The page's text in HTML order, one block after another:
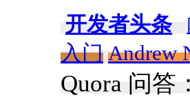
开发者头条
入门 Andrew
Quora 问答